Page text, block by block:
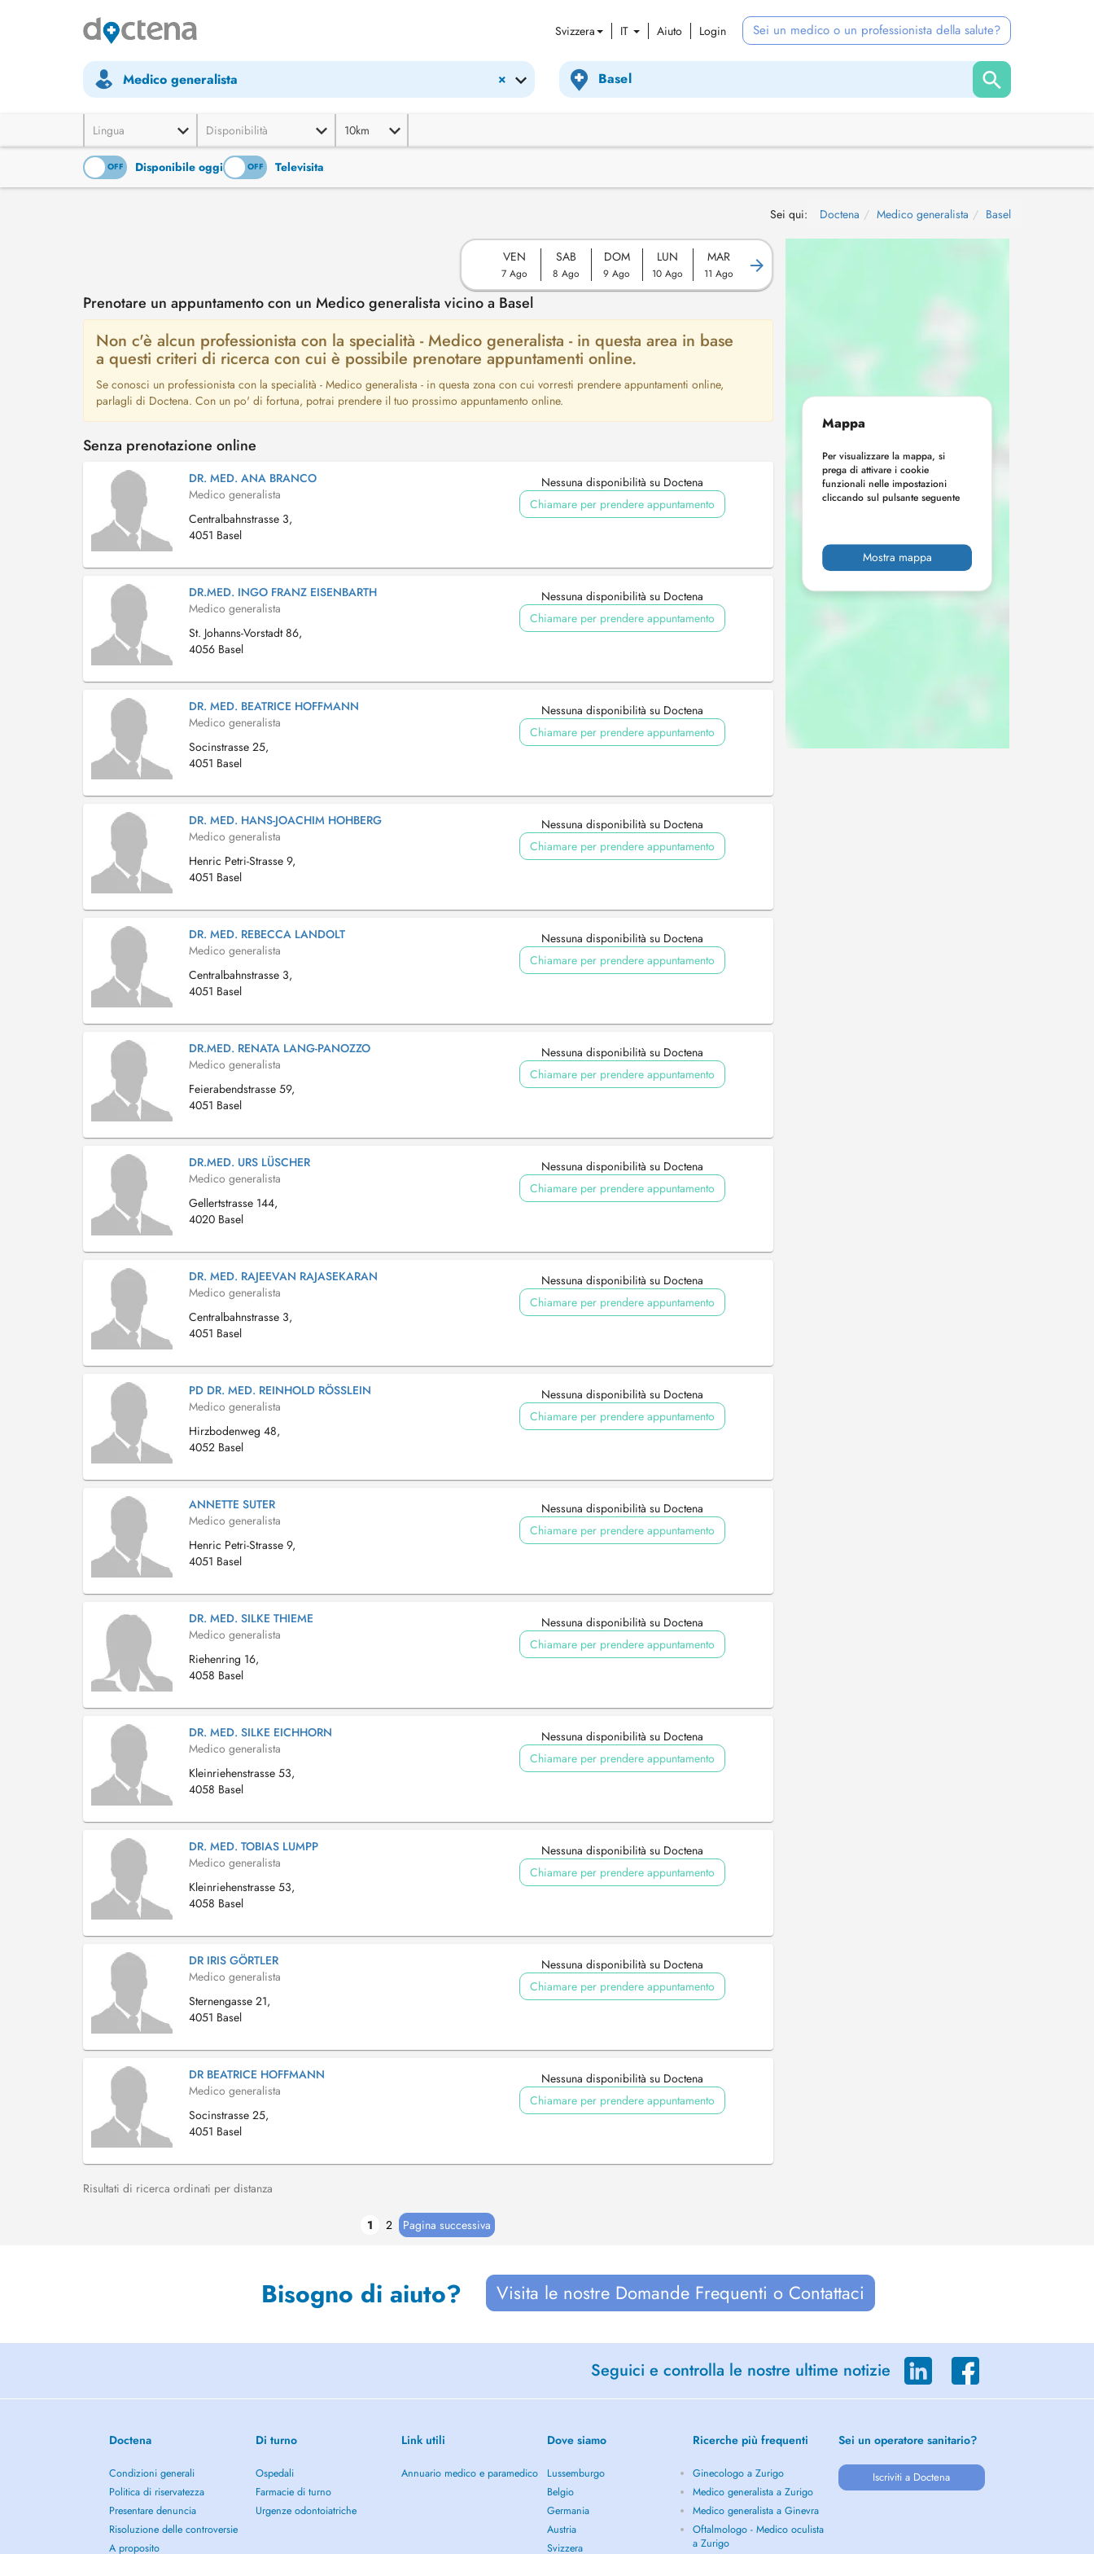
Svizzera IT Aiuto Login Sei un medico o un professionista della salute?
×
Medico generalista
Lingua Disponibilità 10km
OFF Disponibile oggi
ON OFF Televisita
Sei qui: Doctena Medico generalista Basel
VEN
7 Ago
SAB
8 Ago
DOM
9 Ago
LUN
10 Ago
MAR
11 Ago
Prenotare un appuntamento con un Medico generalista vicino a Basel
Non c'è alcun professionista con la specialità - Medico generalista - in questa area in base
a questi criteri di ricerca con cui è possibile prenotare appuntamenti online.
Se conosci un professionista con la specialità - Medico generalista - in questa zona con cui vorresti prendere appuntamenti online,
parlagli di Doctena. Con un po' di fortuna, potrai prendere il tuo prossimo appuntamento online.
Senza prenotazione online
DR. MED. ANA BRANCO
Medico generalista
Centralbahnstrasse 3,
4051 Basel
Nessuna disponibilità su Doctena
Chiamare per prendere appuntamento
DR.MED. INGO FRANZ EISENBARTH
Medico generalista
St. Johanns-Vorstadt 86,
4056 Basel
Nessuna disponibilità su Doctena
Chiamare per prendere appuntamento
DR. MED. BEATRICE HOFFMANN
Medico generalista
Socinstrasse 25,
4051 Basel
Nessuna disponibilità su Doctena
Chiamare per prendere appuntamento
DR. MED. HANS-JOACHIM HOHBERG
Medico generalista
Henric Petri-Strasse 9,
4051 Basel
Nessuna disponibilità su Doctena
Chiamare per prendere appuntamento
DR. MED. REBECCA LANDOLT
Medico generalista
Centralbahnstrasse 3,
4051 Basel
Nessuna disponibilità su Doctena
Chiamare per prendere appuntamento
DR.MED. RENATA LANG-PANOZZO
Medico generalista
Feierabendstrasse 59,
4051 Basel
Nessuna disponibilità su Doctena
Chiamare per prendere appuntamento
DR.MED. URS LÜSCHER
Medico generalista
Gellertstrasse 144,
4020 Basel
Nessuna disponibilità su Doctena
Chiamare per prendere appuntamento
DR. MED. RAJEEVAN RAJASEKARAN
Medico generalista
Centralbahnstrasse 3,
4051 Basel
Nessuna disponibilità su Doctena
Chiamare per prendere appuntamento
PD DR. MED. REINHOLD RÖSSLEIN
Medico generalista
Hirzbodenweg 48,
4052 Basel
Nessuna disponibilità su Doctena
Chiamare per prendere appuntamento
ANNETTE SUTER
Medico generalista
Henric Petri-Strasse 9,
4051 Basel
Nessuna disponibilità su Doctena
Chiamare per prendere appuntamento
DR. MED. SILKE THIEME
Medico generalista
Riehenring 16,
4058 Basel
Nessuna disponibilità su Doctena
Chiamare per prendere appuntamento
DR. MED. SILKE EICHHORN
Medico generalista
Kleinriehenstrasse 53,
4058 Basel
Nessuna disponibilità su Doctena
Chiamare per prendere appuntamento
DR. MED. TOBIAS LUMPP
Medico generalista
Kleinriehenstrasse 53,
4058 Basel
Nessuna disponibilità su Doctena
Chiamare per prendere appuntamento
DR IRIS GÖRTLER
Medico generalista
Sternengasse 21,
4051 Basel
Nessuna disponibilità su Doctena
Chiamare per prendere appuntamento
DR BEATRICE HOFFMANN
Medico generalista
Socinstrasse 25,
4051 Basel
Nessuna disponibilità su Doctena
Chiamare per prendere appuntamento
Risultati di ricerca ordinati per distanza
1 2 Pagina successiva
Mappa
Per visualizzare la mappa, si
prega di attivare i cookie
funzionali nelle impostazioni
cliccando sul pulsante seguente
Mostra mappa
Bisogno di aiuto? Visita le nostre Domande Frequenti o Contattaci
Seguici e controlla le nostre ultime notizie
Doctena
Condizioni generali
Politica di riservatezza
Presentare denuncia
Risoluzione delle controversie
A proposito
Di turno
Ospedali
Farmacie di turno
Urgenze odontoiatriche
Link utili
Annuario medico e paramedico
Dove siamo
Lussemburgo
Belgio
Germania
Austria
Svizzera
Ricerche più frequenti
Ginecologo a Zurigo
Medico generalista a Zurigo
Medico generalista a Ginevra
Oftalmologo - Medico oculista
a Zurigo
Sei un operatore sanitario?
Iscriviti a Doctena